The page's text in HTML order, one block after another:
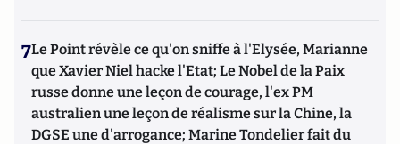
7Le Point révèle ce qu'on sniffe à l'Elysée, Marianne
que Xavier Niel hacke l'Etat; Le Nobel de la Paix
russe donne une leçon de courage, l'ex PM
australien une leçon de réalisme sur la Chine, la
DGSE une d'arrogance; Marine Tondelier fait du